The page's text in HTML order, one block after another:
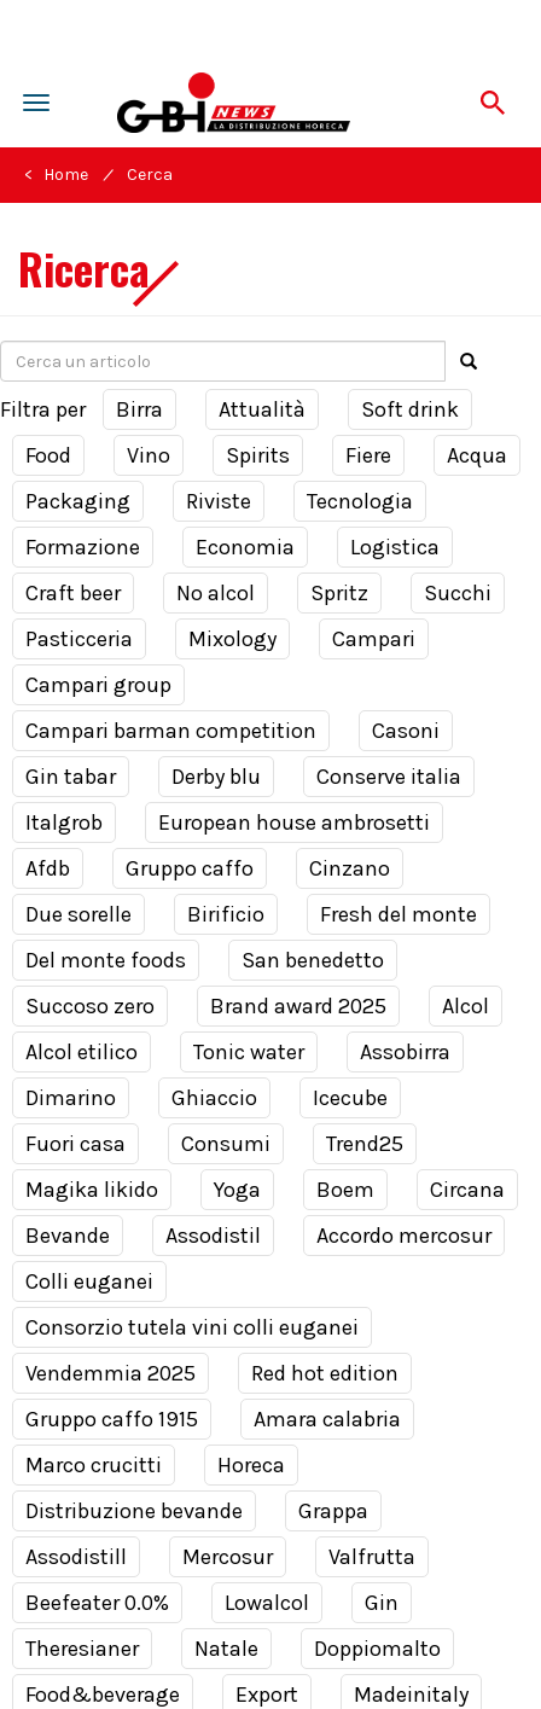
Toggle
navigation
< Home / Cerca
Ricerca
Filtra per Birra Attualità
Soft drink
Food
Vino Spirits Fiere
Acqua
Packaging
Riviste
Tecnologia
Formazione
Economia
Logistica
Craft beer
No alcol Spritz
Succhi
Pasticceria
Mixology
Campari
Campari group
Campari barman competition
Casoni
Gin tabar
Derby blu
Conserve italia
Italgrob
European house ambrosetti
Afdb
Gruppo caffo
Cinzano
Due sorelle
Birificio
Fresh del monte
Del monte foods
San benedetto
Succoso zero
Brand award 2025
Alcol
Alcol etilico
Tonic water
Assobirra
Dimarino
Ghiaccio
Icecube
Fuori casa
Consumi
Trend25
Magika likido
Yoga Boem
Circana
Bevande
Assodistil
Accordo mercosur
Colli euganei
Consorzio tutela vini colli euganei
Vendemmia 2025
Red hot edition
Gruppo caffo 1915
Amara calabria
Marco crucitti
Horeca
Distribuzione bevande
Grappa
Assodistill
Mercosur
Valfrutta
Beefeater 0.0%
Lowalcol
Gin
Theresianer
Natale
Doppiomalto
Food&beverage
Export
Madeinitaly